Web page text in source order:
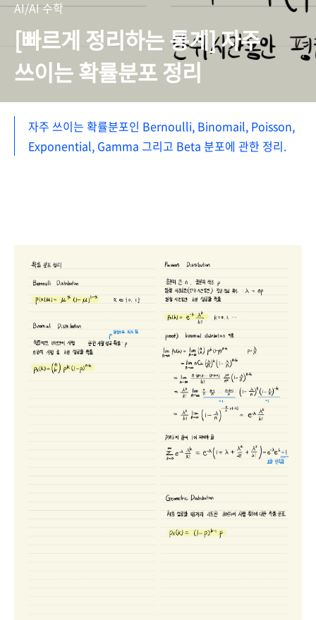
AI/AI 수학
[빠르게 정리하는 통계] 자주
쓰이는 확률분포 정리
자주 쓰이는 확률분포인 Bernoulli, Binomail, Poisson,
Exponential, Gamma 그리고 Beta 분포에 관한 정리.